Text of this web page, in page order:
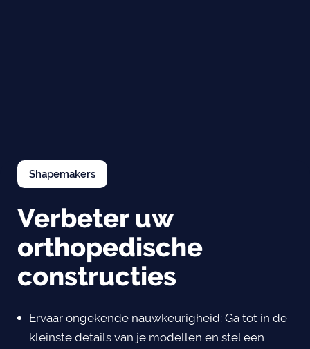
Shapemakers
Verbeter uw
orthopedische
constructies
Ervaar ongekende nauwkeurigheid: Ga tot in de
kleinste details van je modellen en stel een